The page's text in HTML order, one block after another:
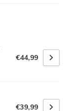
€44,99
€39,99